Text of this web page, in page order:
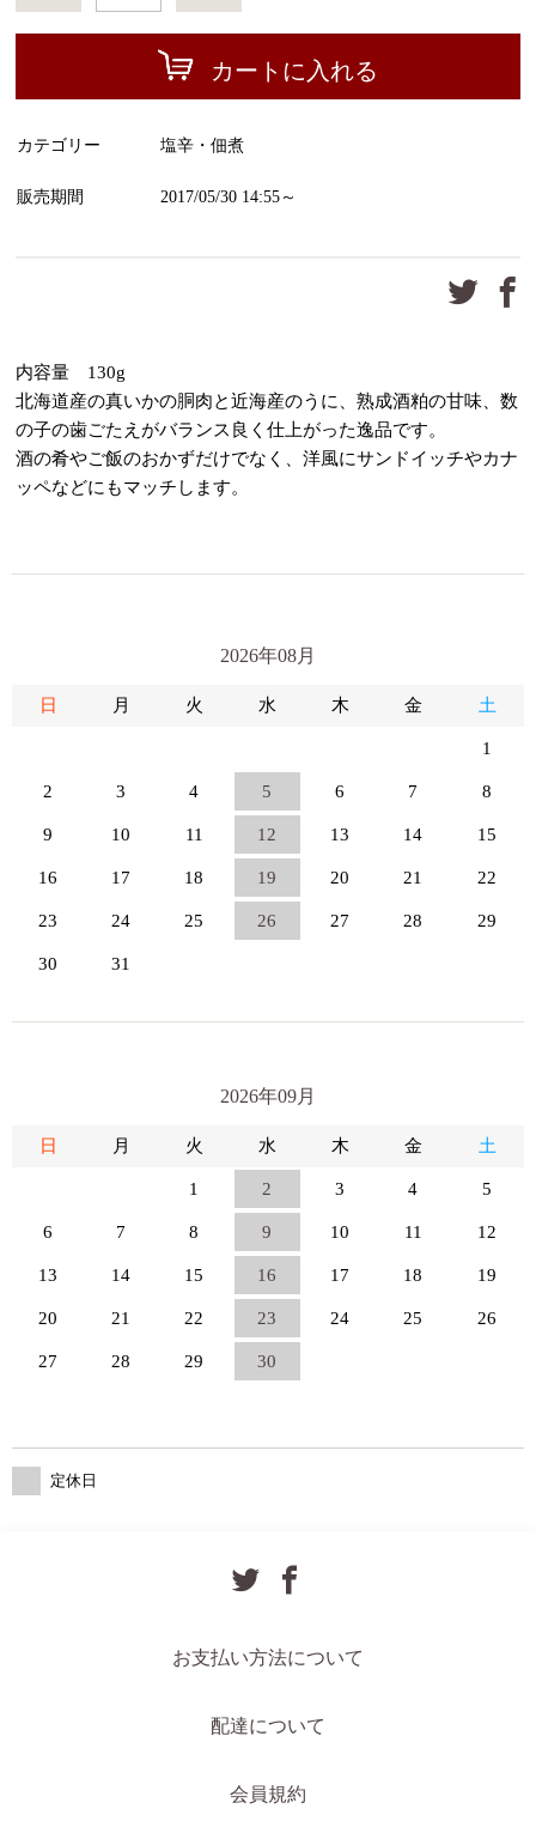
カートに入れる
カテゴリー 塩辛・佃煮
販売期間 2017/05/30 14:55～
内容量 130g
北海道産の真いかの胴肉と近海産のうに、熟成酒粕の甘味、数
の子の歯ごたえがバランス良く仕上がった逸品です。
酒の肴やご飯のおかずだけでなく、洋風にサンドイッチやカナ
ッペなどにもマッチします。
2026年08月
日 月 火 水 木 金 土
1
2 3 4 5 6 7 8
9 10 11 12 13 14 15
16 17 18 19 20 21 22
23 24 25 26 27 28 29
30 31
2026年09月
日 月 火 水 木 金 土
1 2 3 4 5
6 7 8 9 10 11 12
13 14 15 16 17 18 19
20 21 22 23 24 25 26
27 28 29 30
定休日
お支払い方法について
配達について
会員規約